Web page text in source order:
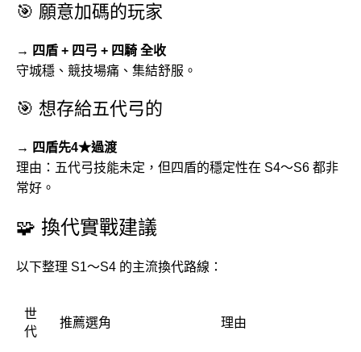
🎯 願意加碼的玩家
→ 四盾 + 四弓 + 四騎 全收
守城穩、競技場痛、集結舒服。
🎯 想存給五代弓的
→ 四盾先4★過渡
理由：五代弓技能未定，但四盾的穩定性在 S4～S6 都非
常好。
🧩 換代實戰建議
以下整理 S1～S4 的主流換代路線：
世
代
推薦選角 理由